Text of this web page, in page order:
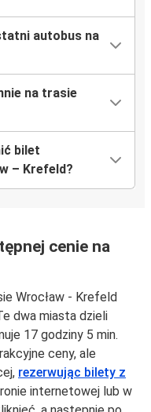
autobus na
na trasie
bilet
– Krefeld?
cenie na
Wrocław - Krefeld
dwa miasta dzieli
17 godziny 5 min.
ceny, ale
rezerwując bilety z
internetowej lub w